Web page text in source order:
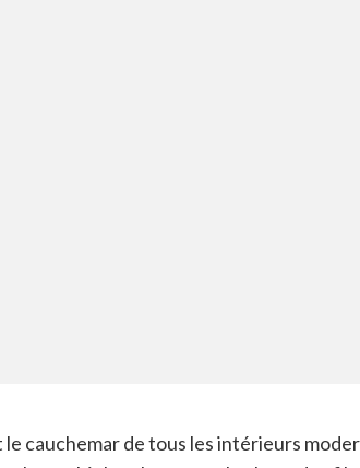
le cauchemar de tous les intérieurs